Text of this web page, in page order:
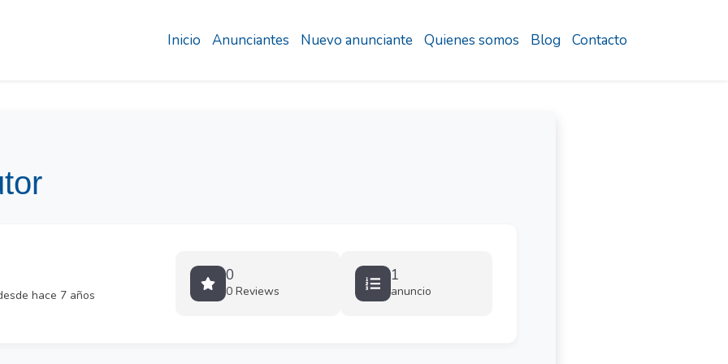
Inicio Anunciantes Nuevo anunciante Quienes somos Blog Contacto
hace 7 años
0
0 Reviews
1
anuncio